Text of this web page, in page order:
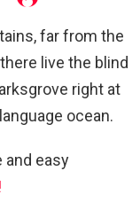
far from the
live the blind
right at
ocean.
and easy